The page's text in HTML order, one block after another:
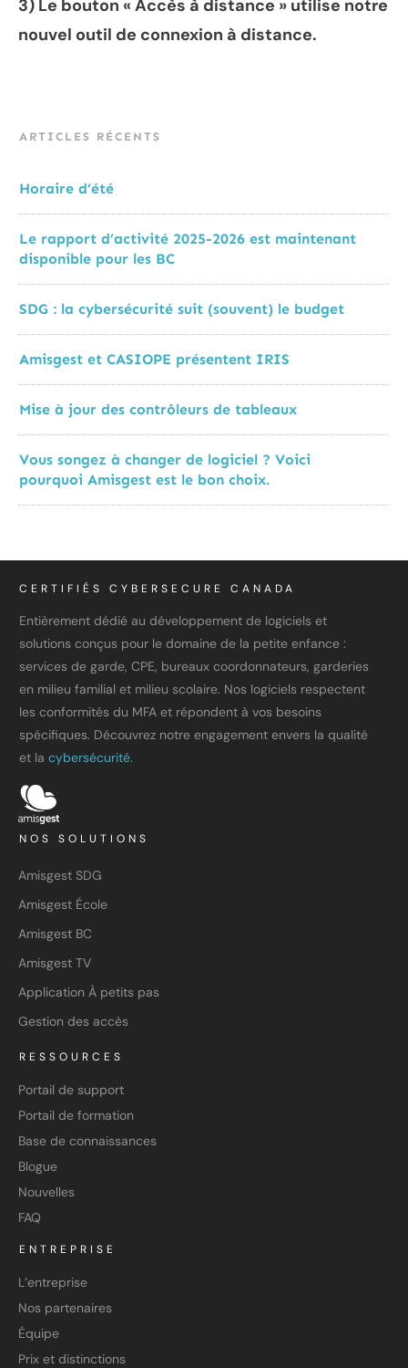
3) Le bouton « Accès à distance » utilise notre
nouvel outil de connexion à distance.
ARTICLES RÉCENTS
Horaire d’été
Le rapport d’activité 2025-2026 est maintenant
disponible pour les BC
SDG : la cybersécurité suit (souvent) le budget
Amisgest et CASIOPE présentent IRIS
Mise à jour des contrôleurs de tableaux
Vous songez à changer de logiciel ? Voici
pourquoi Amisgest est le bon choix.
CERTIFIÉS CYBERSECURE CANADA
Entièrement dédié au développement de logiciels et
solutions conçus pour le domaine de la petite enfance :
services de garde, CPE, bureaux coordonnateurs, garderies
en milieu familial et milieu scolaire. Nos logiciels respectent
les conformités du MFA et répondent à vos besoins
spécifiques. Découvrez notre engagement envers la qualité
et la cybersécurité.
NOS SOLUTIONS
Amisgest SDG
Amisgest École
Amisgest BC
Amisgest TV
Application À petits pas
Gestion des accès
RESSOURCES
Portail de support
Portail de formation
Base de connaissances
Blogue
Nouvelles
FAQ
ENTREPRISE
L’entreprise
Nos partenaires
Équipe
Prix et distinctions